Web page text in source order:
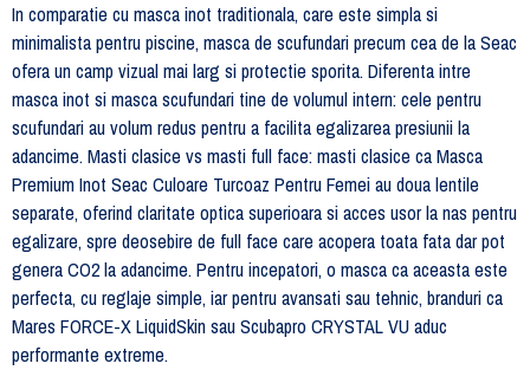
In comparatie cu masca inot traditionala, care este simpla si
minimalista pentru piscine, masca de scufundari precum cea de la Seac
ofera un camp vizual mai larg si protectie sporita. Diferenta intre
masca inot si masca scufundari tine de volumul intern: cele pentru
scufundari au volum redus pentru a facilita egalizarea presiunii la
adancime. Masti clasice vs masti full face: masti clasice ca Masca
Premium Inot Seac Culoare Turcoaz Pentru Femei au doua lentile
separate, oferind claritate optica superioara si acces usor la nas pentru
egalizare, spre deosebire de full face care acopera toata fata dar pot
genera CO2 la adancime. Pentru incepatori, o masca ca aceasta este
perfecta, cu reglaje simple, iar pentru avansati sau tehnic, branduri ca
Mares FORCE-X LiquidSkin sau Scubapro CRYSTAL VU aduc
performante extreme.